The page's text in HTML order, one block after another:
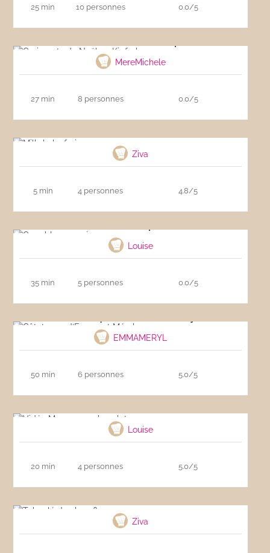
25 min 10 personnes 0.0/5
MereMichele
27 min 8 personnes 0.0/5
Ziva
5 min 4 personnes 4.8/5
Louise
35 min 5 personnes 0.0/5
EMMAMERYL
50 min 6 personnes 5.0/5
Louise
20 min 4 personnes 5.0/5
Ziva